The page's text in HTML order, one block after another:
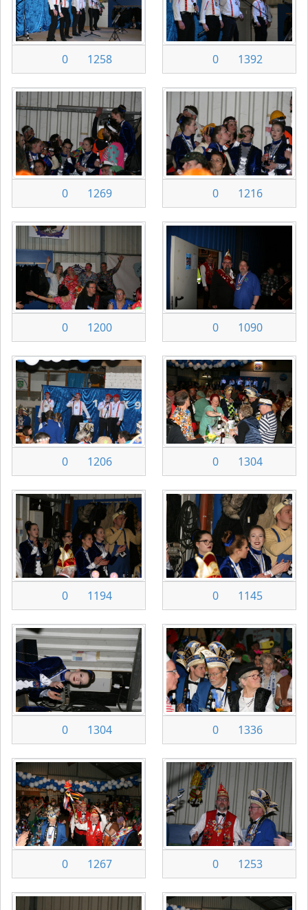
0 1258 0 1392
0 1269 0 1216
0 1200 0 1090
0 1206 0 1304
0 1194 0 1145
0 1304 0 1336
0 1267 0 1253